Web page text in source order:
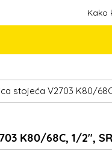
Kako
stojeća V2703 K80/
K80/68C, 1/2",